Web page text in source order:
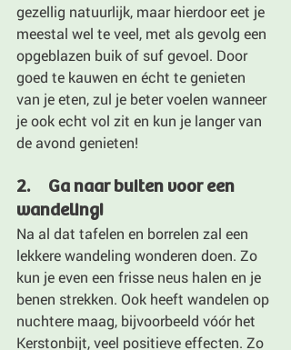
gezellig natuurlijk, maar hierdoor eet je
meestal wel te veel, met als gevolg een
opgeblazen buik of suf gevoel. Door
goed te kauwen en écht te genieten
van je eten, zul je beter voelen wanneer
je ook echt vol zit en kun je langer van
de avond genieten!
2.     Ga naar buiten voor een
wandeling!
Na al dat tafelen en borrelen zal een
lekkere wandeling wonderen doen. Zo
kun je even een frisse neus halen en je
benen strekken. Ook heeft wandelen op
nuchtere maag, bijvoorbeeld vóór het
Kerstonbijt, veel positieve effecten. Zo